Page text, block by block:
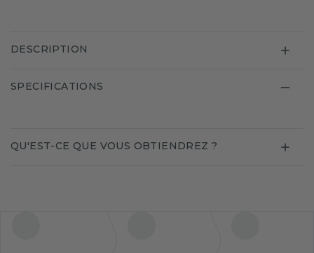
DESCRIPTION
SPECIFICATIONS
QU'EST-CE QUE VOUS OBTIENDREZ ?